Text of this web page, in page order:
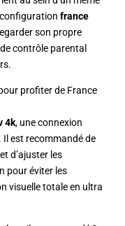
france
son propre
contrôle parental
profiter de France
4k, une connexion
est recommandé de
d’ajuster les
pour éviter les
visuelle totale en ultra